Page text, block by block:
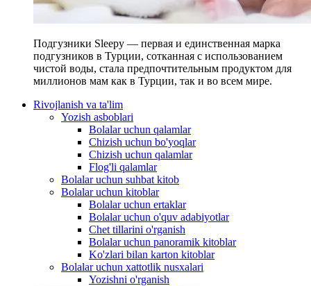
Подгузники Sleepy — первая и единственная марка
подгузников в Турции, сотканная с использованием
чистой воды, стала предпочтительным продуктом для
миллионов мам как в Турции, так и во всем мире.
Rivojlanish va ta'lim
Yozish asboblari
Bolalar uchun qalamlar
Chizish uchun bo'yoqlar
Chizish uchun qalamlar
Flog'li qalamlar
Bolalar uchun suhbat kitob
Bolalar uchun kitoblar
Bolalar uchun ertaklar
Bolalar uchun o'quv adabiyotlar
Chet tillarini o'rganish
Bolalar uchun panoramik kitoblar
Ko'zlari bilan karton kitoblar
Bolalar uchun xattotlik nusxalari
Yozishni o'rganish